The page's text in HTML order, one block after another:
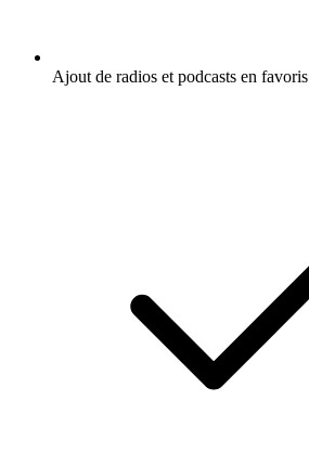
Ajout de radios et podcasts en favoris